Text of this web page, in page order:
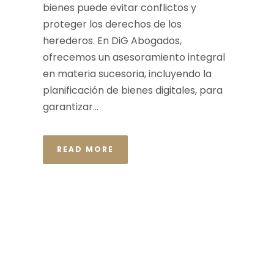
bienes puede evitar conflictos y
proteger los derechos de los
herederos. En DiG Abogados,
ofrecemos un asesoramiento integral
en materia sucesoria, incluyendo la
planificación de bienes digitales, para
garantizar...
READ MORE